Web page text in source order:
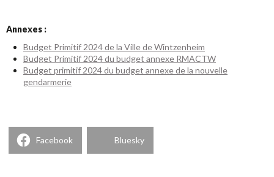
Annexes :
Budget Primitif 2024 de la Ville de Wintzenheim
Budget Primitif 2024 du budget annexe RMACTW
Budget primitif 2024 du budget annexe de la nouvelle
gendarmerie
Facebook Bluesky